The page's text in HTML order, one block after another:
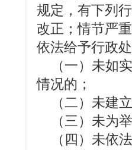
规定，有下列
改正；情节严
依法给予行政
（一）未如
情况的；
（二）未建
（三）未为
（四）未依